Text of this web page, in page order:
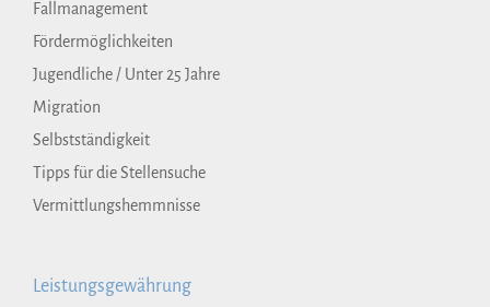
Fallmanagement
Fördermöglichkeiten
Jugendliche / Unter 25 Jahre
Migration
Selbstständigkeit
Tipps für die Stellensuche
Vermittlungshemmnisse
Leistungsgewährung